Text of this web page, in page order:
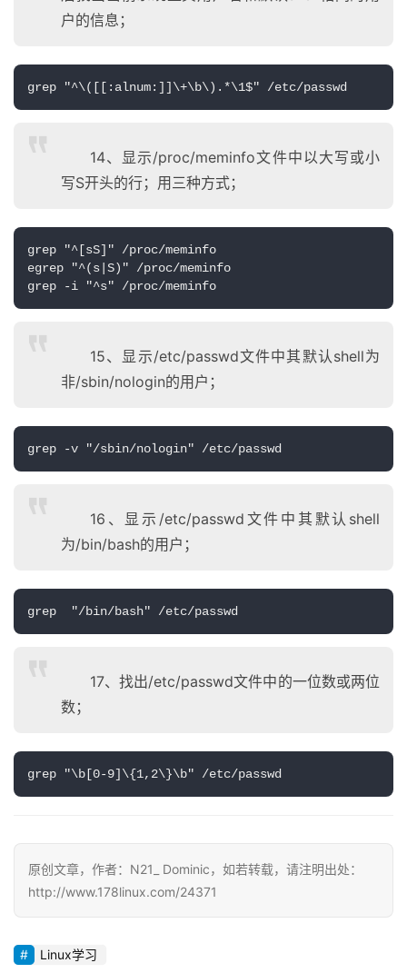
户的信息；
grep "^\([[:alnum:]]\+\b\).*\1$" /etc/passwd
14、显示/proc/meminfo文件中以大写或小
写S开头的行；用三种方式；
grep "^[sS]" /proc/meminfo
egrep "^(s|S)" /proc/meminfo
grep -i "^s" /proc/meminfo
15、显示/etc/passwd文件中其默认shell为
非/sbin/nologin的用户；
grep -v "/sbin/nologin" /etc/passwd
16、显示/etc/passwd文件中其默认shell
为/bin/bash的用户；
grep  "/bin/bash" /etc/passwd
17、找出/etc/passwd文件中的一位数或两位
数；
grep "\b[0-9]\{1,2\}\b" /etc/passwd
原创文章，作者：N21_ Dominic，如若转载，请注明出处：
http://www.178linux.com/24371
Linux学习